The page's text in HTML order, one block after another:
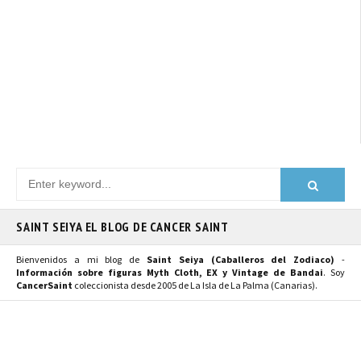
SAINT SEIYA EL BLOG DE CANCER SAINT
Bienvenidos a mi blog de Saint Seiya (Caballeros del Zodiaco) -
Información sobre figuras Myth Cloth, EX y Vintage de Bandai. Soy
CancerSaint coleccionista desde 2005 de La Isla de La Palma (Canarias).